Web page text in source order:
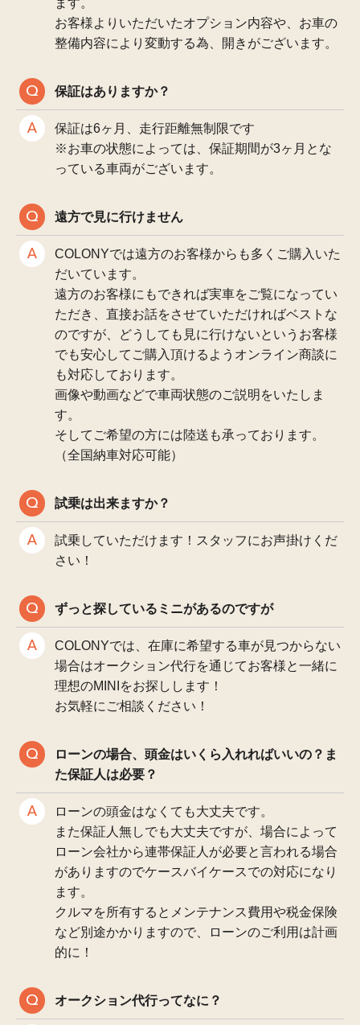
ます。
お客様よりいただいたオプション内容や、お車の
整備内容により変動する為、開きがございます。
保証はありますか？
保証は6ヶ月、走行距離無制限です
※お車の状態によっては、保証期間が3ヶ月とな
っている車両がございます。
遠方で見に行けません
COLONYでは遠方のお客様からも多くご購入いた
だいています。
遠方のお客様にもできれば実車をご覧になってい
ただき、直接お話をさせていただければベストな
のですが、どうしても見に行けないというお客様
でも安心してご購入頂けるようオンライン商談に
も対応しております。
画像や動画などで車両状態のご説明をいたしま
す。
そしてご希望の方には陸送も承っております。
（全国納車対応可能）
試乗は出来ますか？
試乗していただけます！スタッフにお声掛けくだ
さい！
ずっと探しているミニがあるのですが
COLONYでは、在庫に希望する車が見つからない
場合はオークション代行を通じてお客様と一緒に
理想のMINIをお探しします！
お気軽にご相談ください！
ローンの場合、頭金はいくら入れればいいの？ま
た保証人は必要？
ローンの頭金はなくても大丈夫です。
また保証人無しでも大丈夫ですが、場合によって
ローン会社から連帯保証人が必要と言われる場合
がありますのでケースバイケースでの対応になり
ます。
クルマを所有するとメンテナンス費用や税金保険
など別途かかりますので、ローンのご利用は計画
的に！
オークション代行ってなに？